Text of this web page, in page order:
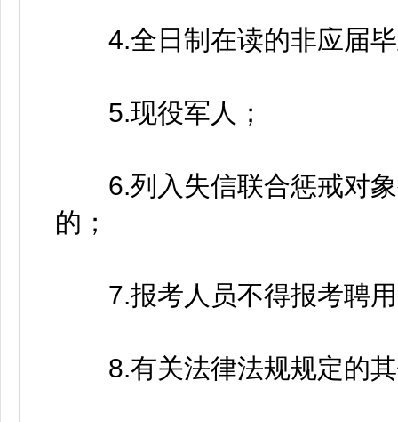
4.全日制在读的非应届毕
5.现役军人；
6.列入失信联合惩戒对象
的；
7.报考人员不得报考聘用
8.有关法律法规规定的其